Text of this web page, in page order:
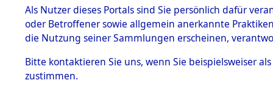
Inhaftierungsdoku
mente
5. Verschiedenes
Todesmärsche
5.3.1 Alliierte
Als Nutzer dieses Portals sind Sie persönlich dafür
oder Betroffener sowie allgemein anerkannte
die Nutzung seiner Sammlungen erscheinen,
Bitte kontaktieren Sie uns, wenn Sie beispielsweiser
zustimmen.